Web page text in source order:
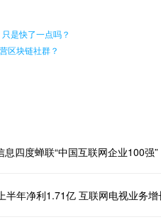
是快了一点吗？
区块链社群？
四度蝉联“中国互联网企业100强”
半年净利1.71亿 互联网电视业务增